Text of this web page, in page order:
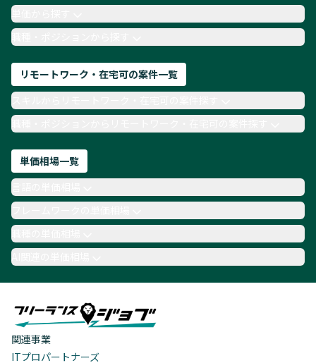
月収100万円 業務委託
COBOL
Ruby
TypeScript
Laravel AWS
単価から探す
職種・ポジションから探す
リモートワーク・在宅可の案件一覧
職種・ポジションからリモートワーク・在宅可の案件探す
単価相場一覧
職種の単価相場
AI関連の単価相場
関連事業
ITプロパートナーズ